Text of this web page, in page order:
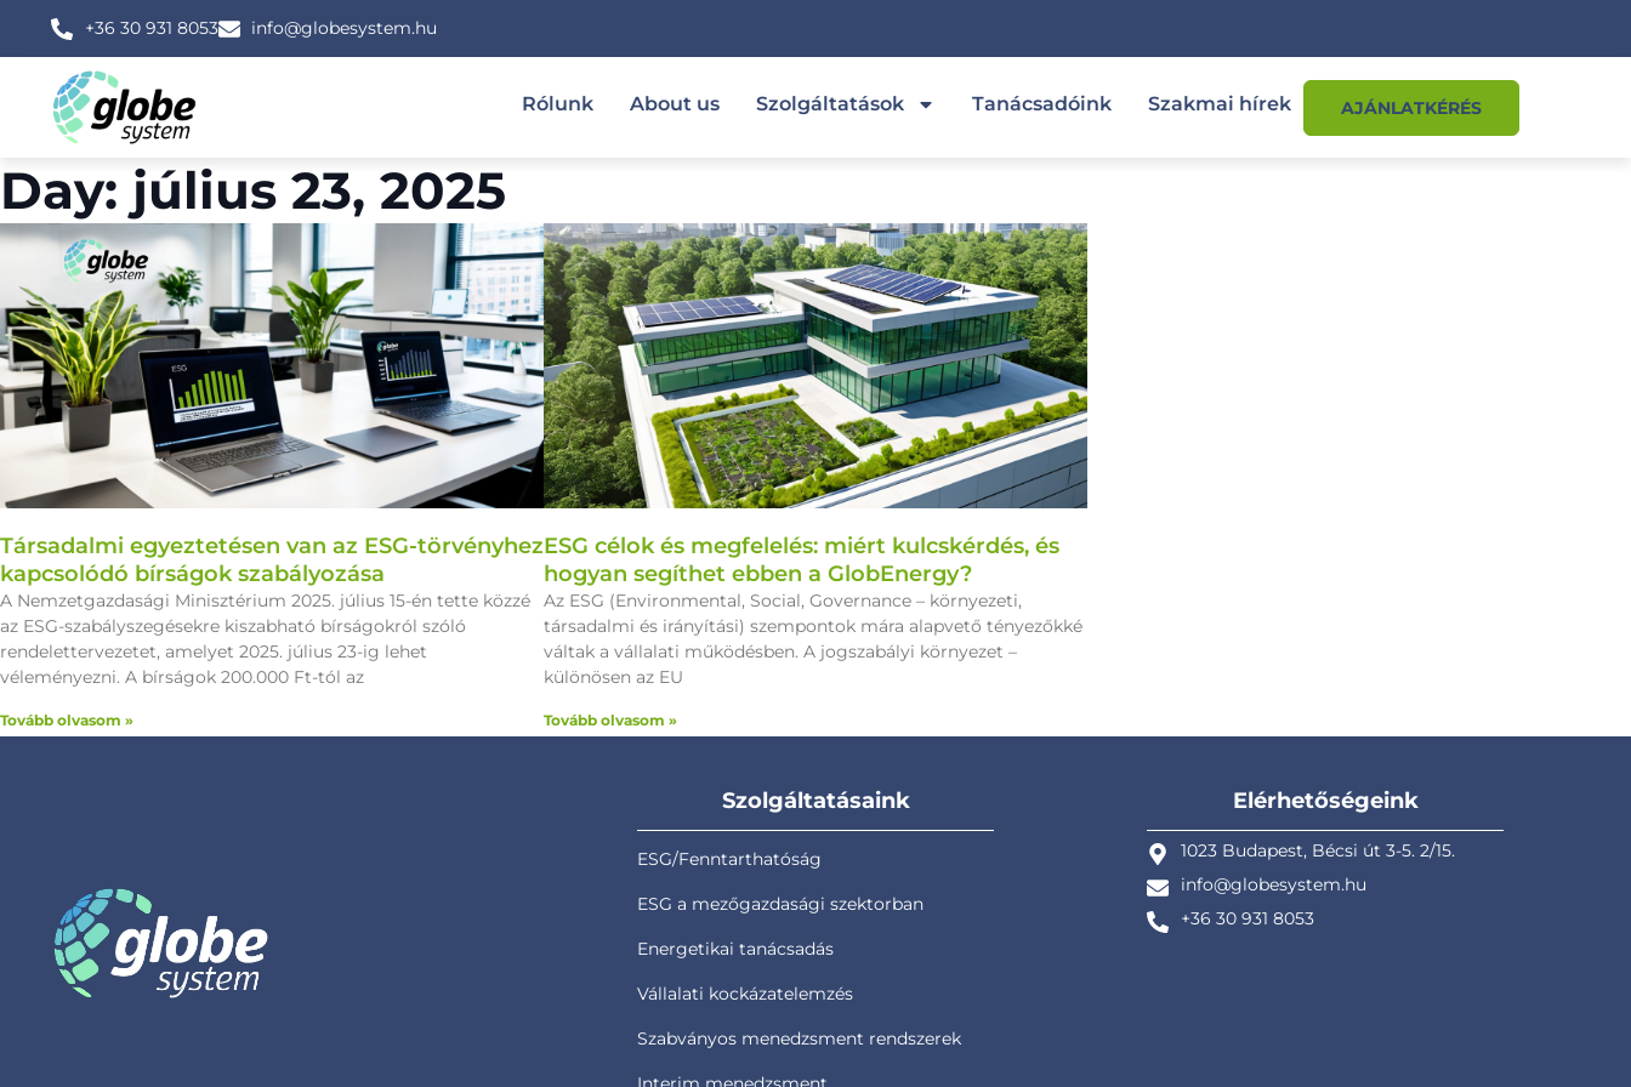
+36 30 931 8053 info@globesystem.hu
Rólunk About us Szolgáltatások Tanácsadóink Szakmai hírek AJÁNLATKÉRÉS
Day: július 23, 2025
Társadalmi egyeztetésen van az ESG-törvényhez
kapcsolódó bírságok szabályozása
A Nemzetgazdasági Minisztérium 2025. július 15-én tette közzé
az ESG-szabályszegésekre kiszabható bírságokról szóló
rendelettervezetet, amelyet 2025. július 23-ig lehet
véleményezni. A bírságok 200.000 Ft-tól az
Tovább olvasom »
ESG célok és megfelelés: miért kulcskérdés, és
hogyan segíthet ebben a GlobEnergy?
Az ESG (Environmental, Social, Governance – környezeti,
társadalmi és irányítási) szempontok mára alapvető tényezőkké
váltak a vállalati működésben. A jogszabályi környezet –
különösen az EU
Tovább olvasom »
Szolgáltatásaink
ESG/Fenntarthatóság
ESG a mezőgazdasági szektorban
Energetikai tanácsadás
Vállalati kockázatelemzés
Szabványos menedzsment rendszerek
Elérhetőségeink
1023 Budapest, Bécsi út 3-5. 2/15.
info@globesystem.hu
+36 30 931 8053